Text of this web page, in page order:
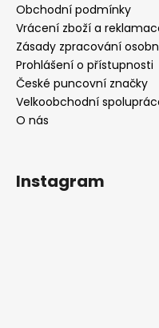
Obchodní podmínky
Vrácení zboží a
Zásady zpracování
Prohlášení o přístupnosti
České puncovní značky
Velkoobchodní
O nás
Instagram